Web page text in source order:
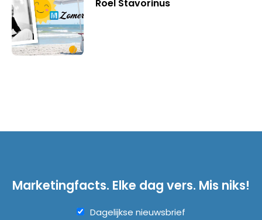
Roel Stavorinus
Marketingfacts. Elke dag vers. Mis niks!
Dagelijkse nieuwsbrief